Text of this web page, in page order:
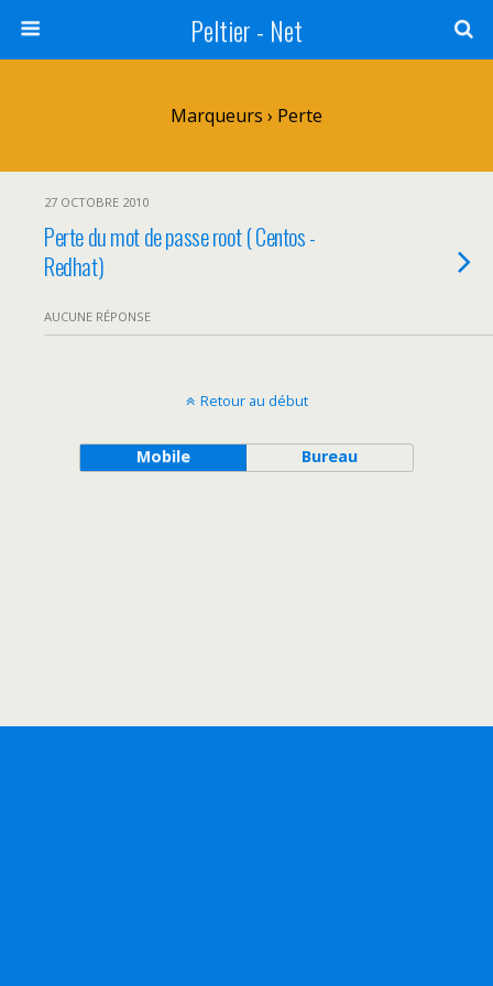
Peltier - Net
Marqueurs › Perte
27 OCTOBRE 2010
Perte du mot de passe root ( Centos -
Redhat)
AUCUNE RÉPONSE
Retour au début
Mobile Bureau